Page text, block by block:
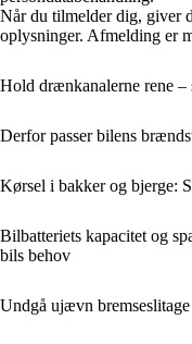
Når du tilmelder dig, giver
oplysninger. Afmelding er
Hold drænkanalerne rene –
Derfor passer bilens
Kørsel i bakker og bjerge:
Bilbatteriets kapacitet og
bils behov
Undgå ujævn